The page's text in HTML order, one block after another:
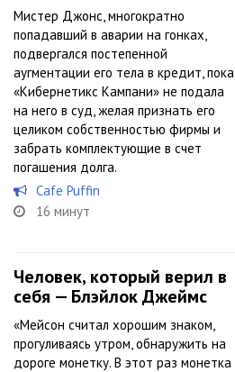
Мистер Джонс, многократно
попадавший в аварии на гонках,
подвергался постепенной
аугментации его тела в кредит, пока
«Кибернетикс Кампани» не подала
на него в суд, желая признать его
целиком собственностью фирмы и
забрать комплектующие в счет
погашения долга.
Cafe Puffin
16 минут
Человек, который верил в
себя — Блэйлок Джеймс
«Мейсон считал хорошим знаком,
прогуливаясь утром, обнаружить на
дороге монетку. В этот раз монетка